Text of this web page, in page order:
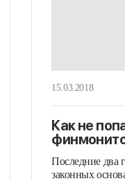
15.03.2018
Как не
Последние два
законных